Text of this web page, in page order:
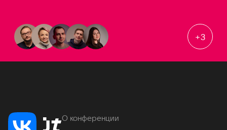
+3
О конференции